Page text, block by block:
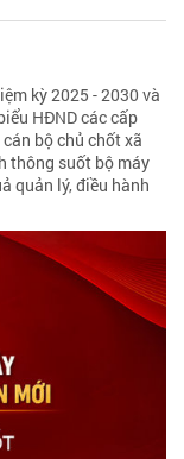
kỳ 2025 - 2030 và
HĐND các cấp
bộ chủ chốt xã
thông suốt bộ máy
quản lý, điều hành